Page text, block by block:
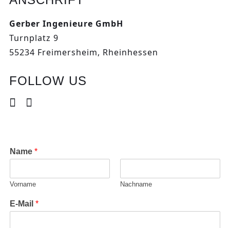
Gerber Ingenieure GmbH
Turnplatz 9
55234 Freimersheim, Rheinhessen
FOLLOW US
Name *
Vorname Nachname
E-Mail *